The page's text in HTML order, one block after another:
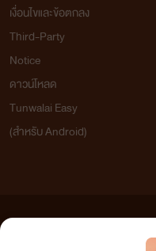
เงื่อนไขและข้อตกลง
Third-Party
Notice
ดาวน์โหลด
Tunwalai Easy
(สำหรับ Android)
เว็บไซต์แห่งนี้ไม่ได้เห็นด้วยและไม่ขอรับผิด